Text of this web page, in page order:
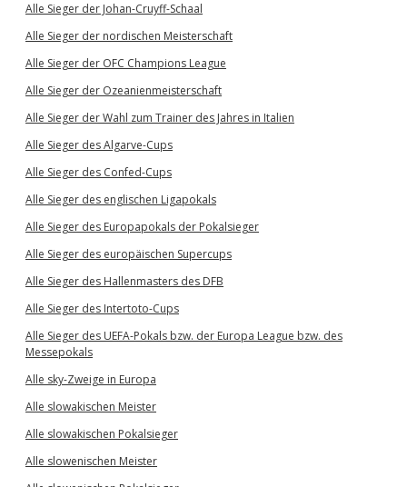
Alle Sieger der Johan-Cruyff-Schaal
Alle Sieger der nordischen Meisterschaft
Alle Sieger der OFC Champions League
Alle Sieger der Ozeanienmeisterschaft
Alle Sieger der Wahl zum Trainer des Jahres in Italien
Alle Sieger des Algarve-Cups
Alle Sieger des Confed-Cups
Alle Sieger des englischen Ligapokals
Alle Sieger des Europapokals der Pokalsieger
Alle Sieger des europäischen Supercups
Alle Sieger des Hallenmasters des DFB
Alle Sieger des Intertoto-Cups
Alle Sieger des UEFA-Pokals bzw. der Europa League bzw. des
Messepokals
Alle sky-Zweige in Europa
Alle slowakischen Meister
Alle slowakischen Pokalsieger
Alle slowenischen Meister